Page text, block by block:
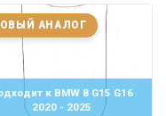
к BMW 8 G15 G16
2020 - 2025
АНАЛОГ